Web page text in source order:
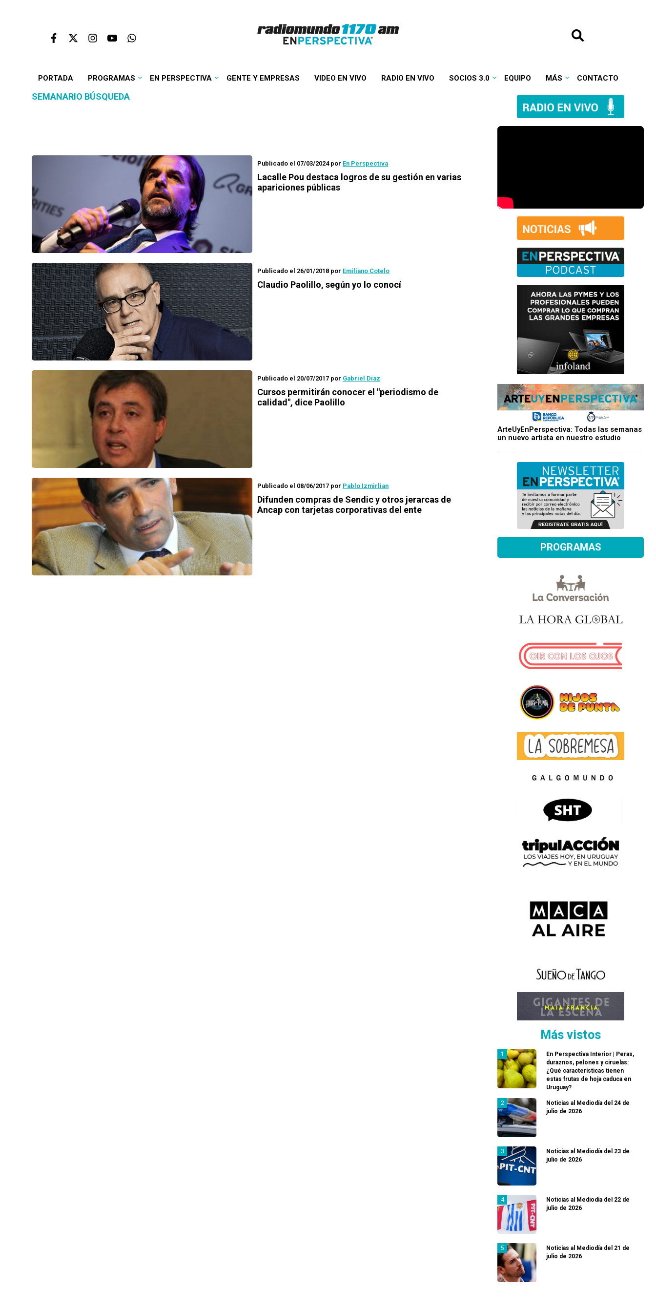
PORTADA PROGRAMAS EN PERSPECTIVA GENTE Y EMPRESAS VIDEO EN VIVO RADIO EN VIVO SOCIOS 3.0 EQUIPO MÁS CONTACTO
SEMANARIO BÚSQUEDA
Publicado el 07/03/2024por En Perspectiva
Lacalle Pou destaca logros de su gestión en varias
apariciones públicas
Publicado el 26/01/2018 por Emiliano Cotelo
Claudio Paolillo, según yo lo conocí
Publicado el 20/07/2017 por Gabriel Díaz
Cursos permitirán conocer el "periodismo de
calidad", dice Paolillo
Publicado el 08/06/2017 por Pablo Izmirlian
Difunden compras de Sendic y otros jerarcas de
Ancap con tarjetas corporativas del ente
ArteUyEnPerspectiva: Todas las semanas
un nuevo artista en nuestro estudio
PROGRAMAS
Más vistos
En Perspectiva Interior | Peras,
duraznos, pelones y ciruelas:
¿Qué características tienen
estas frutas de hoja caduca en
Uruguay?
Noticias al Mediodía del 24 de
julio de 2026
Noticias al Mediodía del 23 de
julio de 2026
Noticias al Mediodía del 22 de
julio de 2026
Noticias al Mediodía del 21 de
julio de 2026